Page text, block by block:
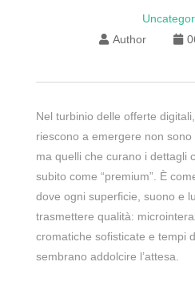
Author
Nel turbinio delle offerte
riescono a emergere non sono
ma quelli che curano i dettagli
subito come “premium”. È
dove ogni superficie, suono e
trasmettere qualità:
cromatiche sofisticate e tempi
sembrano addolcire l’attesa.